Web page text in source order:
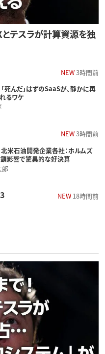
とテスラが計算資源を独
NEW3時間前
「死んだ」はずのSaaSが、静かに再
るワケ
NEW3時間前
北米石油開発企業各社：ホルムズ
影響で驚異的な好決算
郎
NEW18時間前